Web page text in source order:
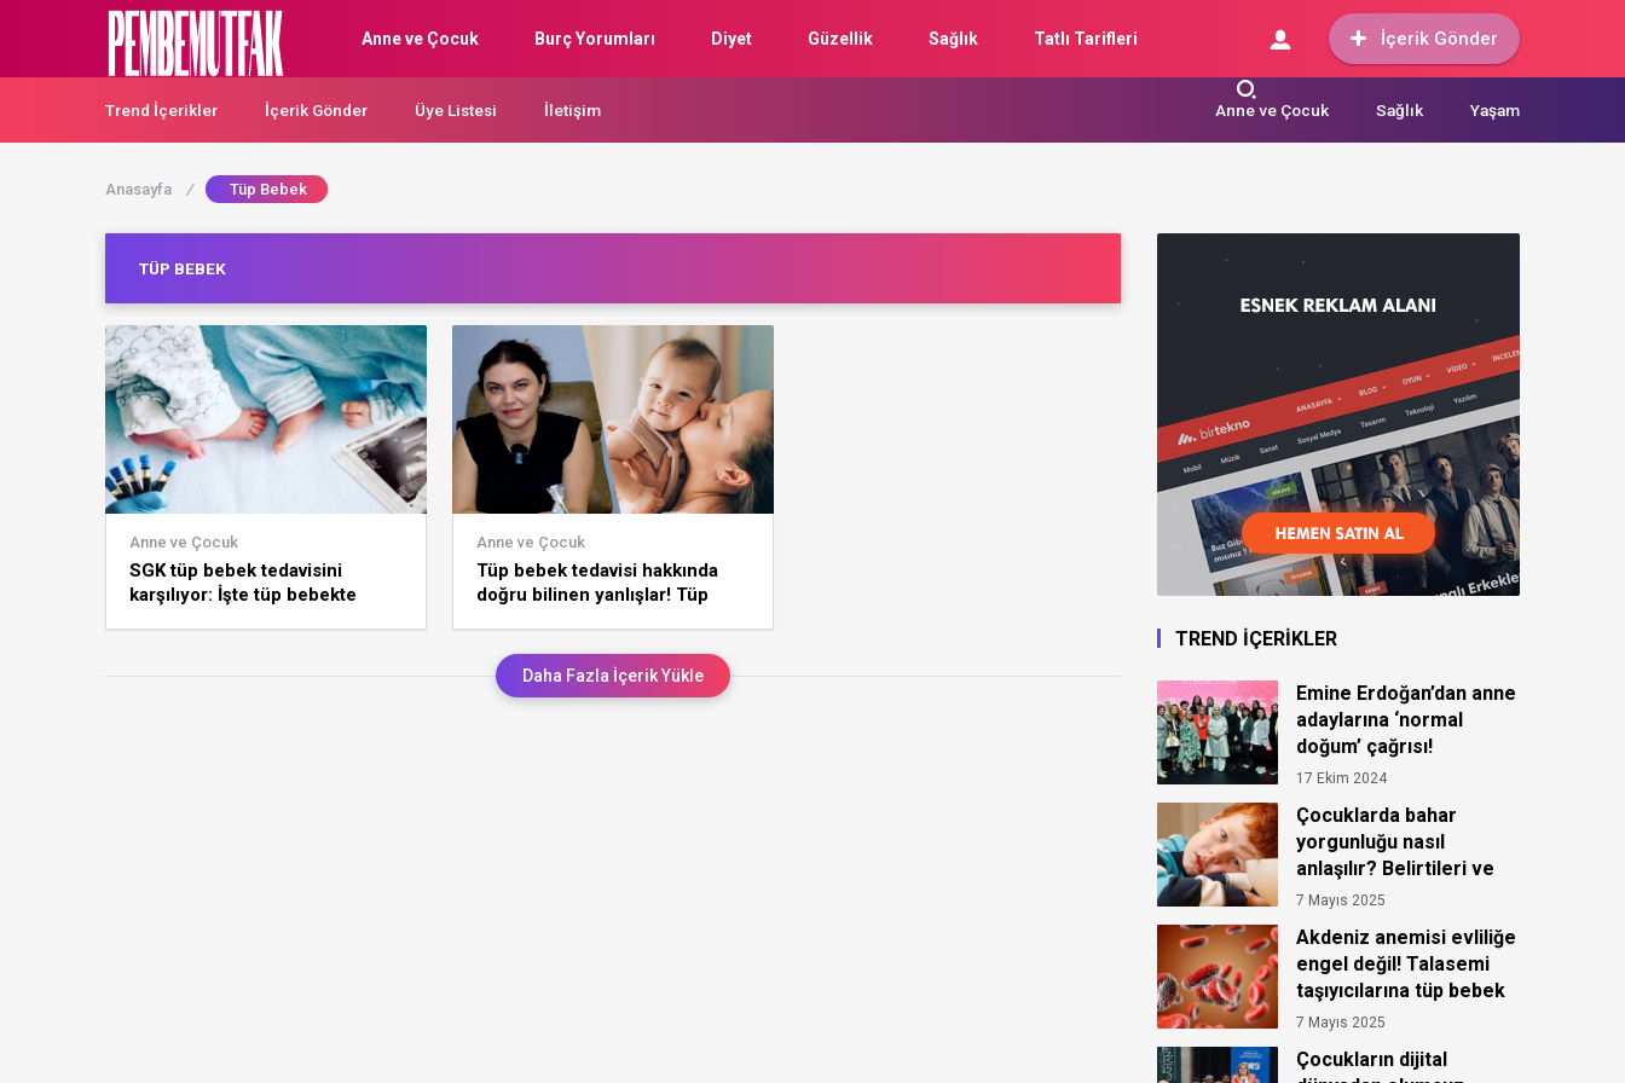
Anne ve Çocuk Burç Yorumları Diyet Güzellik Sağlık Tatlı Tarifleri İçerik Gönder
Trend İçerikler İçerik Gönder Üye Listesi İletişim Anne ve Çocuk Sağlık Yaşam
Anasayfa / Tüp Bebek
TÜP BEBEK
Anne ve Çocuk
SGK tüp bebek tedavisini
karşılıyor: İşte tüp bebekte
Anne ve Çocuk
Tüp bebek tedavisi hakkında
doğru bilinen yanlışlar! Tüp
Daha Fazla İçerik Yükle
TREND İÇERİKLER
Emine Erdoğan’dan anne
adaylarına ‘normal
doğum’ çağrısı!
“Varoluşun en saf
17 Ekim 2024
Çocuklarda bahar
yorgunluğu nasıl
anlaşılır? Belirtileri ve
tedavi yöntemleri
7 Mayıs 2025
Akdeniz anemisi evliliğe
engel değil! Talasemi
taşıyıcılarına tüp bebek
yöntemi
7 Mayıs 2025
Çocukların dijital